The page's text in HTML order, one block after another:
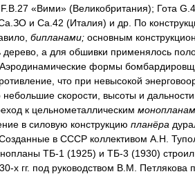
«Вими» (Великобритания); Гота
и Са.42 (Италия) и др. По
бипланами; основным
а для обшивки применялось
формы
что при невысокой
скорости, высоты и
к цельнометаллическим
в силовую конструкцию планёра
в СССР коллективом А.Н.
ТБ-1 (1925) и ТБ-3 (1930)
х гг. под руководством В.М. Петлякова